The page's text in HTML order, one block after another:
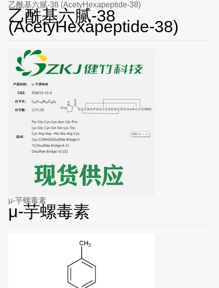
乙酰基六腻-38 (AcetyHexapeptide-38)
乙酰基六腻-38
(AcetyHexapeptide-38)
μ-芋螺毒素
μ-芋螺毒素